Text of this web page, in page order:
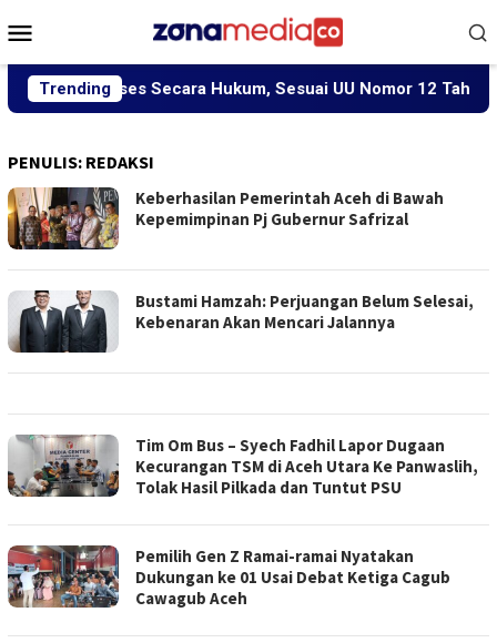
ke
Mobile
Trending
Secara Hukum, Sesuai UU Nomor 12 Tahun 2022
PENULIS: REDAKSI
Keberhasilan Pemerintah Aceh di Bawah
Kepemimpinan Pj Gubernur Safrizal
Bustami Hamzah: Perjuangan Belum Selesai,
Kebenaran Akan Mencari Jalannya
Tim Om Bus – Syech Fadhil Lapor Dugaan
Kecurangan TSM di Aceh Utara Ke Panwaslih,
Tolak Hasil Pilkada dan Tuntut PSU
Pemilih Gen Z Ramai-ramai Nyatakan
Dukungan ke 01 Usai Debat Ketiga Cagub
Cawagub Aceh